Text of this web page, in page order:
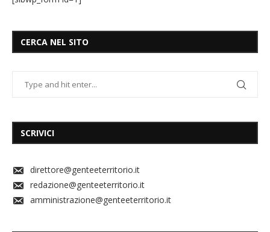
CERCA NEL SITO
SCRIVICI
direttore@genteeterritorio.it
redazione@genteeterritorio.it
amministrazione@genteeterritorio.it